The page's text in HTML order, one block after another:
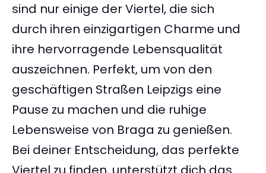
sind nur einige der Viertel, die sich
durch ihren einzigartigen Charme und
ihre hervorragende Lebensqualität
auszeichnen. Perfekt, um von den
geschäftigen Straßen Leipzigs eine
Pause zu machen und die ruhige
Lebensweise von Braga zu genießen.
Bei deiner Entscheidung, das perfekte